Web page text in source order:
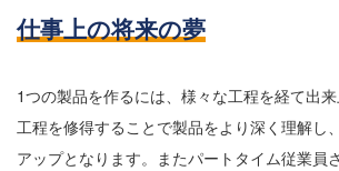
仕事上の将来の夢
1つの製品を作るには、様々な工程を経て出
工程を修得することで製品をより深く理解し
アップとなります。またパートタイム従業員